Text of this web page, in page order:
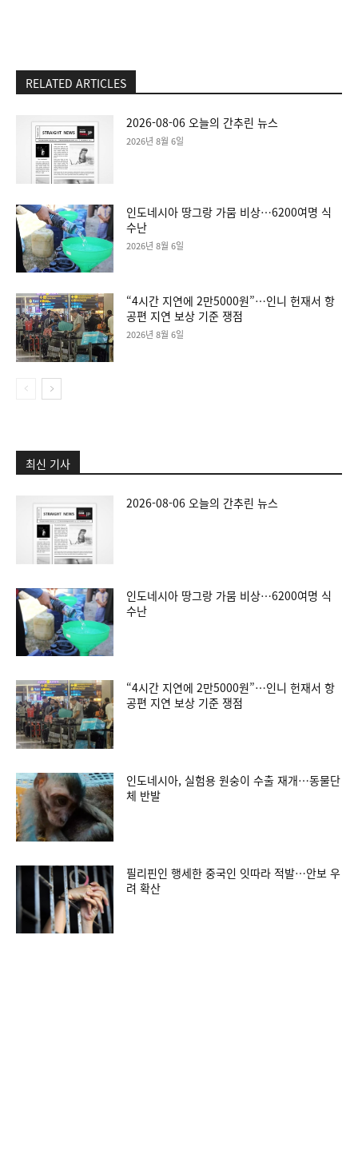
RELATED ARTICLES
2026-08-06 오늘의 간추린 뉴스
2026년 8월 6일
인도네시아 땅그랑 가뭄 비상…6200여명 식
수난
2026년 8월 6일
“4시간 지연에 2만5000원”…인니 헌재서 항
공편 지연 보상 기준 쟁점
2026년 8월 6일
최신 기사
2026-08-06 오늘의 간추린 뉴스
인도네시아 땅그랑 가뭄 비상…6200여명 식
수난
“4시간 지연에 2만5000원”…인니 헌재서 항
공편 지연 보상 기준 쟁점
인도네시아, 실험용 원숭이 수출 재개…동물단
체 반발
필리핀인 행세한 중국인 잇따라 적발…안보 우
려 확산